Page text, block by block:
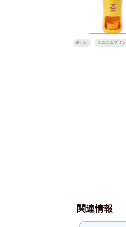
欲しい ポムポムプリン
関連情報